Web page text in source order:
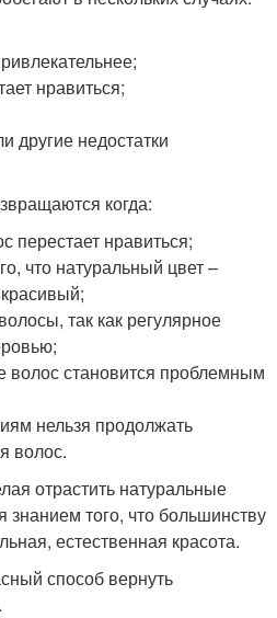
нравиться;
другие недостатки
когда:
перестает нравиться;
что натуральный цвет –
так как регулярное
волос становится проблемным
нельзя продолжать
волос.
отрастить натуральные
знанием того, что большинству
естественная красота.
способ вернуть